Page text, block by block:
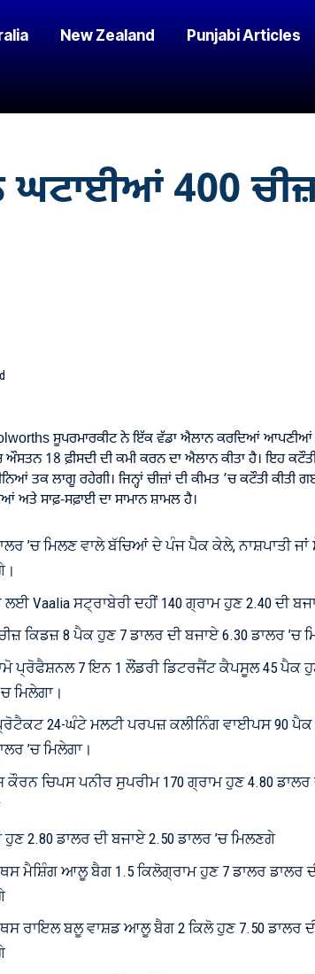
New Zealand Punjabi Articles
400
ਸੂਪਰਮਾਰਕੀਟ ਨੇ ਇੱਕ ਵੱਡਾ ਐਲਾਨ ਕਰਦਿਆਂ ਆਪਣੀਆਂ
ਔਸਤਨ 18 ਫ਼ੀਸਦੀ ਦੀ ਕਮੀ ਕਰਨ ਦਾ ਐਲਾਨ ਕੀਤਾ ਹੈ। ਇਹ
ਤਕ ਲਾਗੂ ਰਹੇਗੀ। ਜਿਨ੍ਹਾਂ ਚੀਜ਼ਾਂ ਦੀ ਕੀਮਤ ’ਚ ਕਟੌਤੀ ਕੀਤੀ
ਅਤੇ ਸਾਫ਼-ਸਫ਼ਾਈ ਦਾ ਸਾਮਾਨ ਸ਼ਾਮਲ ਹੈ।
’ਚ ਮਿਲਣ ਵਾਲੇ ਬੱਚਿਆਂ ਦੇ ਪੰਜ ਪੈਕ ਕੇਲੇ, ਨਾਸ਼ਪਾਤੀ ਜਾਂ
Vaalia ਸਟ੍ਰਾਬੇਰੀ ਦਹੀਂ 140 ਗ੍ਰਾਮ ਹੁਣ 2.40 ਦੀ
ਚੀਜ਼ ਕਿਡਜ਼ 8 ਪੈਕ ਹੁਣ 7 ਡਾਲਰ ਦੀ ਬਜਾਏ 6.30 ਡਾਲਰ ’ਚ
ਪ੍ਰੋਫੈਸ਼ਨਲ 7 ਇਨ 1 ਲੌਂਡਰੀ ਡਿਟਰਜੈਂਟ ਕੈਪਸੂਲ 45 ਪੈਕ
ਮਿਲੇਗਾ।
24-ਘੰਟੇ ਮਲਟੀ ਪਰਪਜ਼ ਕਲੀਨਿੰਗ ਵਾਈਪਸ 90 ਪੈਕ
’ਚ ਮਿਲੇਗਾ।
ਕੌਰਨ ਚਿਪਸ ਪਨੀਰ ਸੁਪਰੀਮ 170 ਗ੍ਰਾਮ ਹੁਣ 4.80 ਡਾਲਰ
2.80 ਡਾਲਰ ਦੀ ਬਜਾਏ 2.50 ਡਾਲਰ ’ਚ ਮਿਲਣਗੇ
ਮੈਸ਼ਿੰਗ ਆਲੂ ਬੈਗ 1.5 ਕਿਲੋਗ੍ਰਾਮ ਹੁਣ 7 ਡਾਲਰ ਡਾਲਰ
ਰਾਇਲ ਬਲੂ ਵਾਸ਼ਡ ਆਲੂ ਬੈਗ 2 ਕਿਲੋ ਹੁਣ 7.50 ਡਾਲਰ ਦੀ